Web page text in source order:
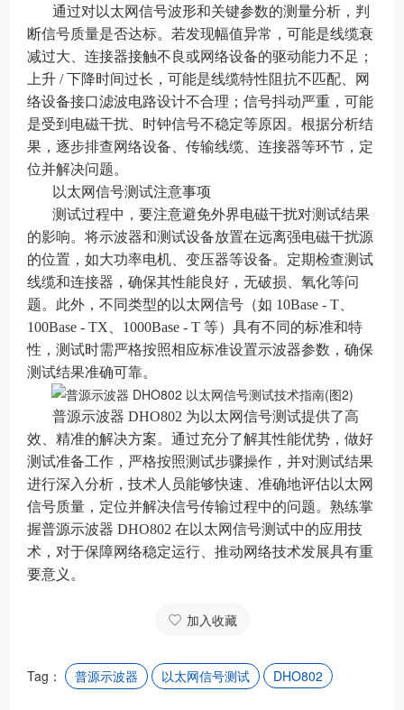
通过对以太网信号波形和关键参数的测量分析，判
断信号质量是否达标。若发现幅值异常，可能是线缆衰
减过大、连接器接触不良或网络设备的驱动能力不足；
上升 / 下降时间过长，可能是线缆特性阻抗不匹配、网
络设备接口滤波电路设计不合理；信号抖动严重，可能
是受到电磁干扰、时钟信号不稳定等原因。根据分析结
果，逐步排查网络设备、传输线缆、连接器等环节，定
位并解决问题。
以太网信号测试注意事项
测试过程中，要注意避免外界电磁干扰对测试结果
的影响。将示波器和测试设备放置在远离强电磁干扰源
的位置，如大功率电机、变压器等设备。定期检查测试
线缆和连接器，确保其性能良好，无破损、氧化等问
题。此外，不同类型的以太网信号（如 10Base - T、
100Base - TX、1000Base - T 等）具有不同的标准和特
性，测试时需严格按照相应标准设置示波器参数，确保
测试结果准确可靠。
普源示波器 DHO802 为以太网信号测试提供了高
效、精准的解决方案。通过充分了解其性能优势，做好
测试准备工作，严格按照测试步骤操作，并对测试结果
进行深入分析，技术人员能够快速、准确地评估以太网
信号质量，定位并解决信号传输过程中的问题。熟练掌
握普源示波器 DHO802 在以太网信号测试中的应用技
术，对于保障网络稳定运行、推动网络技术发展具有重
要意义。
加入收藏
Tag： 普源示波器 以太网信号测试 DHO802